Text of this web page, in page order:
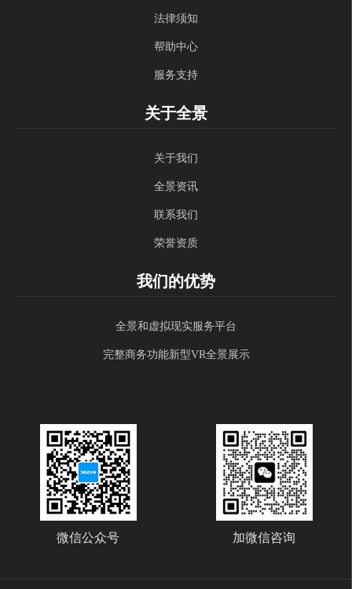
法律须知
帮助中心
服务支持
关于全景
关于我们
全景资讯
联系我们
荣誉资质
我们的优势
全景和虚拟现实服务平台
完整商务功能新型VR全景展示
微信公众号 加微信咨询